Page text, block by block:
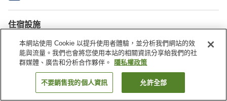
住宿設施
停車場
餐廳
宅配服務
喚醒服務
找客房
本網站使用 Cookie 以提升使用者體驗，並分析我們網站的效
能與流量。我們也會將您使用本站的相關資訊分享給我們的社
群媒體、廣告和分析合作夥伴。
隱私權政策
不要銷售我的個人資訊 允許全部